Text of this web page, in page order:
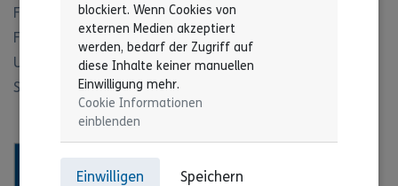
Fachbereich Recht
Fachbereich Offene Hilfen
Unser Leitbild
Stiftung
blockiert. Wenn Cookies von
externen Medien akzeptiert
werden, bedarf der Zugriff auf
diese Inhalte keiner manuellen
Einwilligung mehr.
Cookie Informationen
einblenden
Einwilligen Speichern